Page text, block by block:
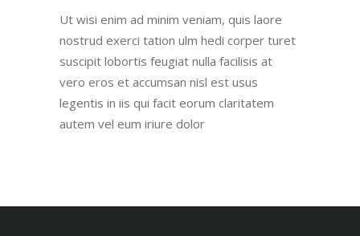
Ut wisi enim ad minim veniam, quis laore
nostrud exerci tation ulm hedi corper turet
suscipit lobortis feugiat nulla facilisis at
vero eros et accumsan nisl est usus
legentis in iis qui facit eorum claritatem
autem vel eum iriure dolor